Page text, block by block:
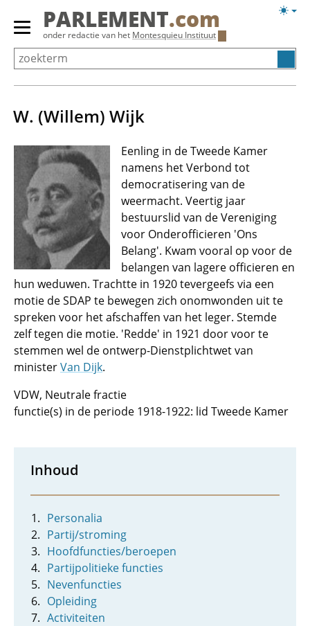
Overslaan
Primair
menu
tonen/verbergen
PARLEMENT.com
onder redactie van het Montesquieu Instituut
W. (Willem) Wijk
Eenling in de Tweede Kamer
namens het Verbond tot
democratisering van de
weermacht. Veertig jaar
bestuurslid van de Vereniging
voor Onderofficieren 'Ons
Belang'. Kwam vooral op voor de
belangen van lagere officieren en
hun weduwen. Trachtte in 1920 tevergeefs via een
motie de SDAP te bewegen zich onomwonden uit te
spreken voor het afschaffen van het leger. Stemde
zelf tegen die motie. 'Redde' in 1921 door voor te
stemmen wel de ontwerp-Dienstplichtwet van
ministerVan Dijk.
VDW, Neutrale fractie
functie(s) in de periode 1918-1922: lid Tweede Kamer
Inhoud
Personalia
Partij/stroming
Hoofdfuncties/beroepen
Partijpolitieke functies
Nevenfuncties
Opleiding
Activiteiten